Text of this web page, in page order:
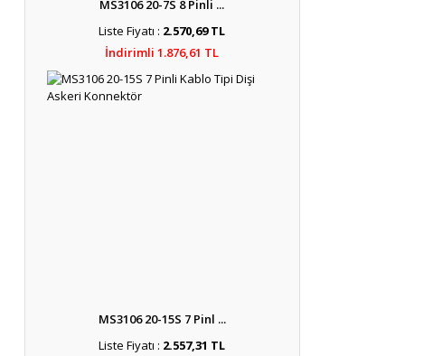
MS3106 20-7S 8 Pinli ...
Liste Fiyatı : 2.570,69 TL
İndirimli 1.876,61 TL
MS3106 20-15S 7 Pinl ...
Liste Fiyatı : 2.557,31 TL